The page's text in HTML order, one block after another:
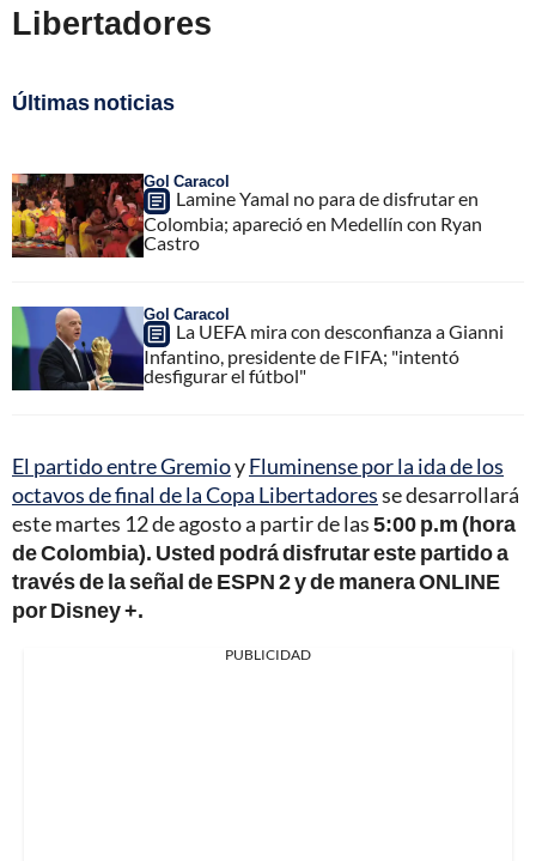
Libertadores
Últimas noticias
Gol Caracol
Lamine Yamal no para de disfrutar en
Colombia; apareció en Medellín con Ryan
Castro
Gol Caracol
La UEFA mira con desconfianza a Gianni
Infantino, presidente de FIFA; "intentó
desfigurar el fútbol"
El partido entre GremioyFluminense por la ida de los
octavos de final de la Copa Libertadoresse desarrollará
este martes 12 de agosto a partir de las5:00 p.m (hora
de Colombia). Usted podrá disfrutar este partido a
través de la señal de ESPN 2 y de manera ONLINE
por Disney +.
PUBLICIDAD